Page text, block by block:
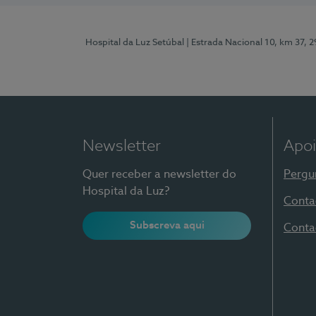
Hospital da Luz Setúbal | Estrada Nacional 10, km 37,
Newsletter
Quer receber a newsletter do
Hospital da Luz?
Subscreva aqui